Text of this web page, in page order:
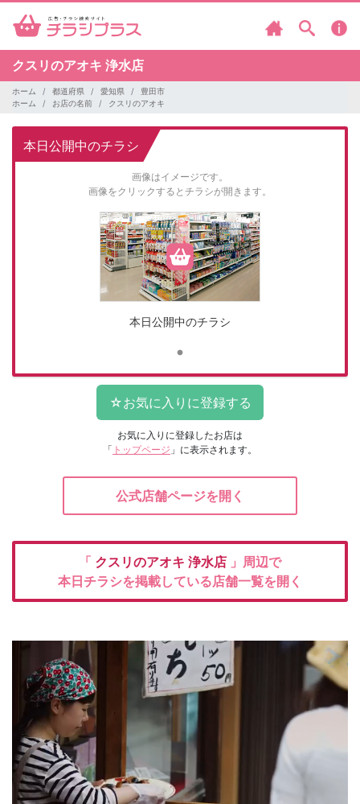
クスリのアオキ 浄水店
ホーム 都道府県 愛知県
豊田市
ホーム
お店の名前 クスリのアオキ
本日公開中のチラシ
画像はイメージです。
画像をクリックするとチラシが開きます。
本日公開中のチラシ
お気に入りに登録したお店は
「 トップページ 」に表示されます。
公式店舗ページを開く
「 クスリのアオキ 浄水店 」周辺で
本日チラシを掲載している店舗一覧を開く